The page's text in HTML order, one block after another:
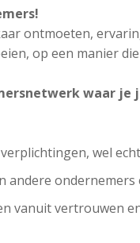
ontmoeten,
op een manier die
waar je
wel
andere
vanuit vertrouwen